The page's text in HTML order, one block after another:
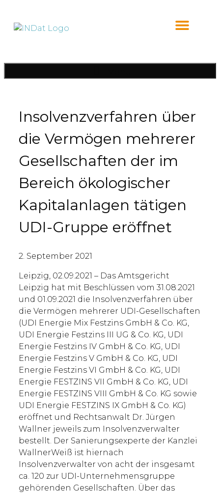
Insolvenzverfahren über
die Vermögen mehrerer
Gesellschaften der im
Bereich ökologischer
Kapitalanlagen tätigen
UDI-Gruppe eröffnet
2. September 2021
Leipzig, 02.09.2021 – Das Amtsgericht
Leipzig hat mit Beschlüssen vom 31.08.2021
und 01.09.2021 die Insolvenzverfahren über
die Vermögen mehrerer UDI-Gesellschaften
(UDI Energie Mix Festzins GmbH & Co. KG,
UDI Energie Festzins III UG & Co. KG, UDI
Energie Festzins IV GmbH & Co. KG, UDI
Energie Festzins V GmbH & Co. KG, UDI
Energie Festzins VI GmbH & Co. KG, UDI
Energie FESTZINS VII GmbH & Co. KG, UDI
Energie FESTZINS VIII GmbH & Co. KG sowie
UDI Energie FESTZINS IX GmbH & Co. KG)
eröffnet und Rechtsanwalt Dr. Jürgen
Wallner jeweils zum Insolvenzverwalter
bestellt. Der Sanierungsexperte der Kanzlei
WallnerWeiß ist hiernach
Insolvenzverwalter von acht der insgesamt
ca. 120 zur UDI-Unternehmensgruppe
gehörenden Gesellschaften. Über das